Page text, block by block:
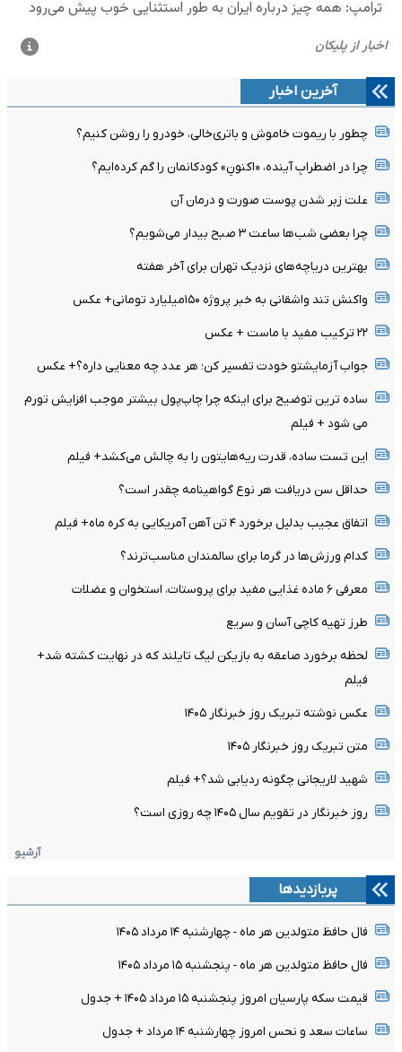
آخرین اخبار
چطور با ریموت خاموش و باتری‌خالی، خودرو را روشن کنیم؟
چرا در اضطرابِ آینده، «اکنونِ» کودکانمان را گم کرده‌ایم؟
علت زبر شدن پوست صورت و درمان آن
چرا بعضی شب‌ها ساعت ۳ صبح بیدار می‌شویم؟
بهترین دریاچه‌های نزدیک تهران برای آخر هفته
واکنش تند واشقانی به خبر پروژه ۱۵۰میلیارد تومانی+ عکس
۲۲ ترکیب مفید با ماست + عکس
جواب آزمایشتو خودت تفسیر کن؛ هر عدد چه معنایی داره؟+ عکس
ساده ترین توضیح برای اینکه چرا چاپ‌پول بیشتر موجب افزایش تورم
می شود + فیلم
این تست ساده، قدرت ریه‌هایتون را به چالش می‌کشد+ فیلم
حداقل سن دریافت هر نوع گواهینامه چقدر است؟
اتفاق عجیب بدلیل برخورد ۴ تن آهن آمریکایی به کره ماه+ فیلم
کدام ورزش‌ها در گرما برای سالمندان مناسب‌ترند؟
معرفی ۶ ماده غذایی مفید برای پروستات، استخوان و عضلات
طرز تهیه کاچی آسان و سریع
لحظه برخورد صاعقه به بازیکن لیگ تایلند که در نهایت کشته شد+
فیلم
عکس نوشته تبریک روز خبرنگار ۱۴۰۵
متن تبریک روز خبرنگار ۱۴۰۵
شهید لاریجانی چگونه ردیابی شد؟+ فیلم
روز خبرنگار در تقویم سال ۱۴۰۵ چه روزی است؟
آرشیو
پربازدیدها
فال حافظ متولدین هر ماه - چهارشنبه ۱۴ مرداد ۱۴۰۵
فال حافظ متولدین هر ماه - پنجشنبه ۱۵ مرداد ۱۴۰۵
قیمت سکه پارسیان امروز پنجشنبه ۱۵ مرداد ۱۴۰۵ + جدول
ساعات سعد و نحس امروز چهارشنبه ۱۴ مرداد + جدول